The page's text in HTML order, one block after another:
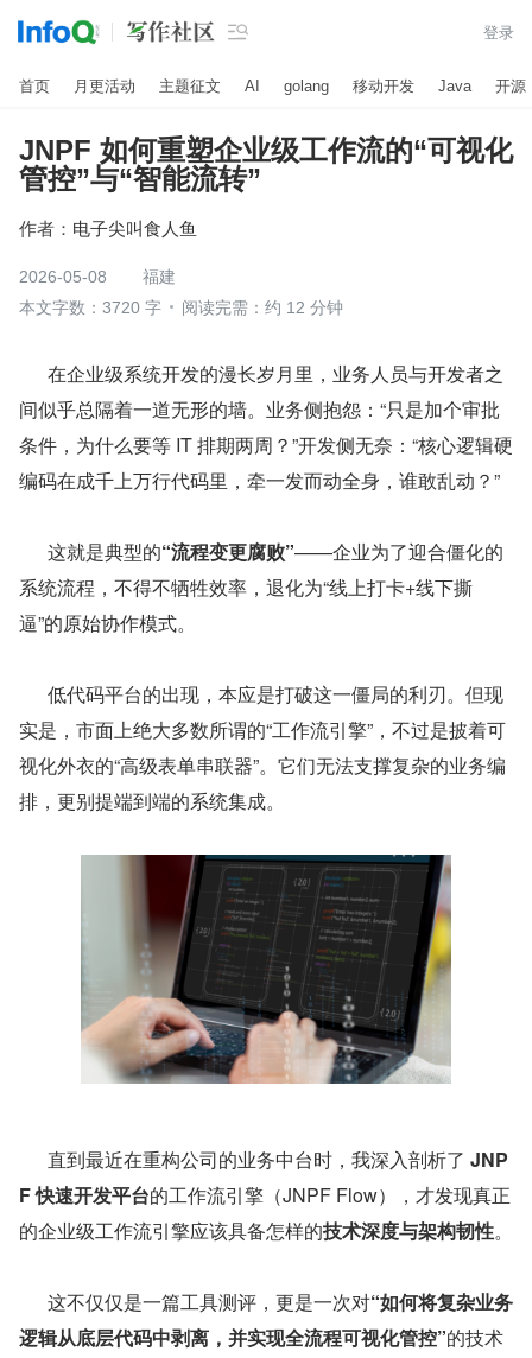
 登录
首页 月更活动 主题征文 AI golang 移动开发 Java 开源
JNPF 如何重塑企业级工作流的“可视化
管控”与“智能流转”
作者： 电子尖叫食人鱼
2026-05-08
福建
本文字数：3720 字
阅读完需：约 12 分钟
间似乎总隔着一道无形的墙。业务侧抱怨：“只是加个审批
条件，为什么要等 IT 排期两周？”开发侧无奈：“核心逻辑硬
编码在成千上万行代码里，牵一发而动全身，谁敢乱动？”
      这就是典型的
“流程变更腐败”——企业为了迎合僵化的
系统流程，不得不牺牲效率，退化为“线上打卡+线下撕
逼”的原始协作模式。
实是，市面上绝大多数所谓的“工作流引擎”，不过是披着可
视化外衣的“高级表单串联器”。它们无法支撑复杂的业务编
排，更别提端到端的系统集成。
      直到最近在重构公司的业务中台时，我深入剖析了
JNP
F 快速开发平台的工作流引擎（JNPF Flow），才发现真正
的企业级工作流引擎应该具备怎样的技术深度与架构韧性。
      这不仅仅是一篇工具测评，更是一次对
“如何将复杂业务
逻辑从底层代码中剥离，并实现全流程可视化管控”的技术